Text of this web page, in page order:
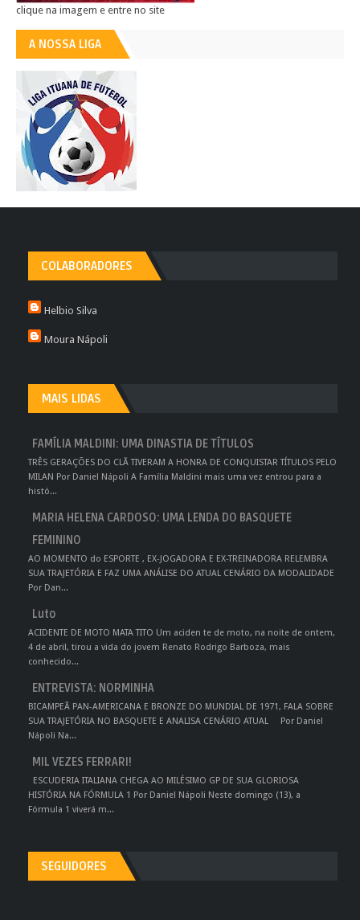
clique na imagem e entre no site
A NOSSA LIGA
COLABORADORES
Helbio Silva
Moura Nápoli
MAIS LIDAS
FAMÍLIA MALDINI: UMA DINASTIA DE TÍTULOS
TRÊS GERAÇÕES DO CLÃ TIVERAM A HONRA DE CONQUISTAR TÍTULOS PELO
MILAN Por Daniel Nápoli A Família Maldini mais uma vez entrou para a
histó...
MARIA HELENA CARDOSO: UMA LENDA DO BASQUETE
FEMININO
AO MOMENTO do ESPORTE , EX-JOGADORA E EX-TREINADORA RELEMBRA
SUA TRAJETÓRIA E FAZ UMA ANÁLISE DO ATUAL CENÁRIO DA MODALIDADE
Por Dan...
Luto
ACIDENTE DE MOTO MATA TITO Um aciden te de moto, na noite de ontem,
4 de abril, tirou a vida do jovem Renato Rodrigo Barboza, mais
conhecido...
ENTREVISTA: NORMINHA
BICAMPEÃ PAN-AMERICANA E BRONZE DO MUNDIAL DE 1971, FALA SOBRE
SUA TRAJETÓRIA NO BASQUETE E ANALISA CENÁRIO ATUAL Por Daniel
Nápoli Na...
MIL VEZES FERRARI!
ESCUDERIA ITALIANA CHEGA AO MILÉSIMO GP DE SUA GLORIOSA
HISTÓRIA NA FÓRMULA 1 Por Daniel Nápoli Neste domingo (13), a
Fórmula 1 viverá m...
SEGUIDORES